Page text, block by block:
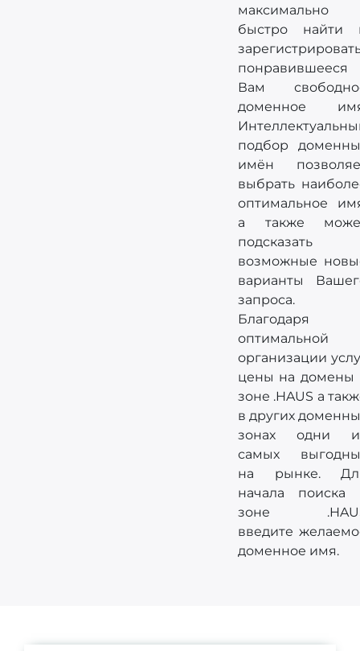
максимально
быстро найти
понравившееся
Вам
доменное
подбор
имён
выбрать
оптимальное
а также
подсказать
возможные
варианты
запроса.
Благодаря
оптимальной
организации
цены на домены
зоне .HAUS а
в других
зонах одни
самых
на рынке.
начала поиска
зоне
введите
доменное имя.